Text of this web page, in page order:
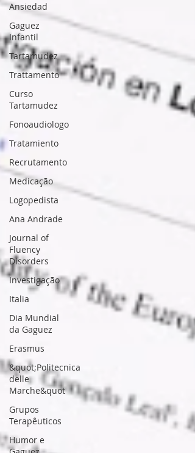
Ansiedad
Gaguez
Infantil
Tartamudez
Trattamento
Curso
Tartamudez
Fonoaudiologo
Tratamiento
Recrutamento
Medicação
Logopedista
Ana Andrade
Journal of
Fluency
Disorders
Investigação
Italia
Dia Mundial
da Gaguez
Erasmus
&quot;Politecnica
delle
Marche&quot
Grupos
Terapêuticos
Humor e